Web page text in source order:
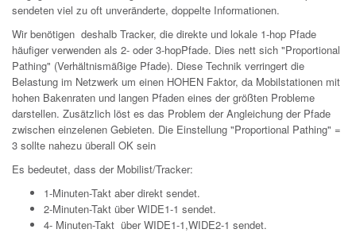
sendeten viel zu oft unveränderte, doppelte Informationen.
Wir benötigen deshalb Tracker, die direkte und lokale 1-hop Pfade
häufiger verwenden als 2- oder 3-hopPfade. Dies nett sich "Proportional
Pathing" (Verhältnismäßige Pfade). Diese Technik verringert die
Belastung im Netzwerk um einen HOHEN Faktor, da Mobilstationen mit
hohen Bakenraten und langen Pfaden eines der größten Probleme
darstellen. Zusätzlich löst es das Problem der Angleichung der Pfade
zwischen einzelenen Gebieten. Die Einstellung "Proportional Pathing" =
3 sollte nahezu überall OK sein
Es bedeutet, dass der Mobilist/Tracker:
1-Minuten-Takt aber direkt sendet.
2-Minuten-Takt über WIDE1-1 sendet.
4- Minuten-Takt über WIDE1-1,WIDE2-1 sendet.